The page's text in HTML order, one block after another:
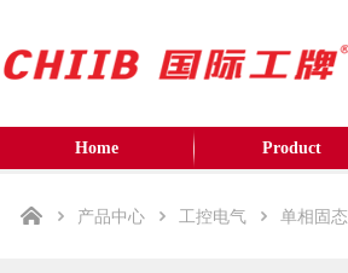
Home Product
产品中心 工控电气 单相固